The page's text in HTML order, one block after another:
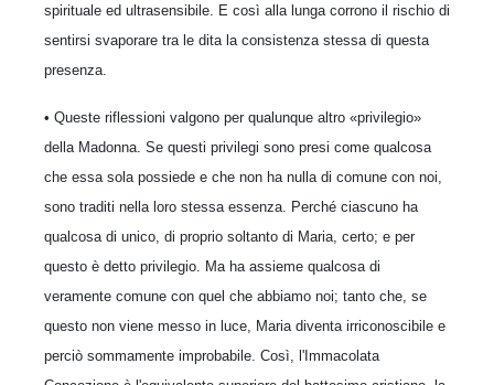
spirituale ed ultrasensibile. E così alla lunga corrono il rischio di
sentirsi svaporare tra le dita la consistenza stessa di questa
presenza.
• Queste riflessioni valgono per qualunque altro «privilegio»
della Madonna. Se questi privilegi sono presi come qualcosa
che essa sola possiede e che non ha nulla di comune con noi,
sono traditi nella loro stessa essenza. Perché ciascuno ha
qualcosa di unico, di proprio soltanto di Maria, certo; e per
questo è detto privilegio. Ma ha assieme qualcosa di
veramente comune con quel che abbiamo noi; tanto che, se
questo non viene messo in luce, Maria diventa irriconoscibile e
perciò sommamente improbabile. Così, l'Immacolata